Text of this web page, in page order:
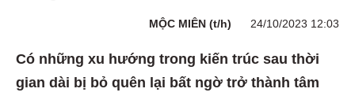
MỘC MIÊN (t/h) 24/10/2023 12:03
Có những xu hướng trong kiến trúc sau thời
gian dài bị bỏ quên lại bất ngờ trở thành tâm